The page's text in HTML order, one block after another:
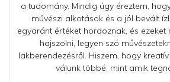
a tudomány. Mindig úgy éreztem,
művészi alkotások és a jól bevált
egyaránt értéket hordoznak, és ezeket
hajszolni, legyen szó
lakberendezésről. Hiszem, hogy
válunk többé, mint amik